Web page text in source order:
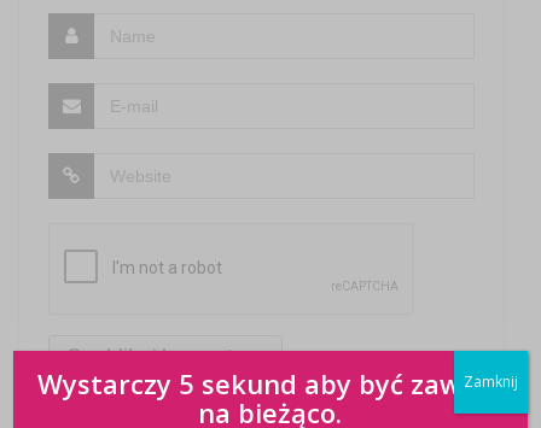
Wystarczy 5 sekund aby być zawsze
na bieżąco.
Zamknij